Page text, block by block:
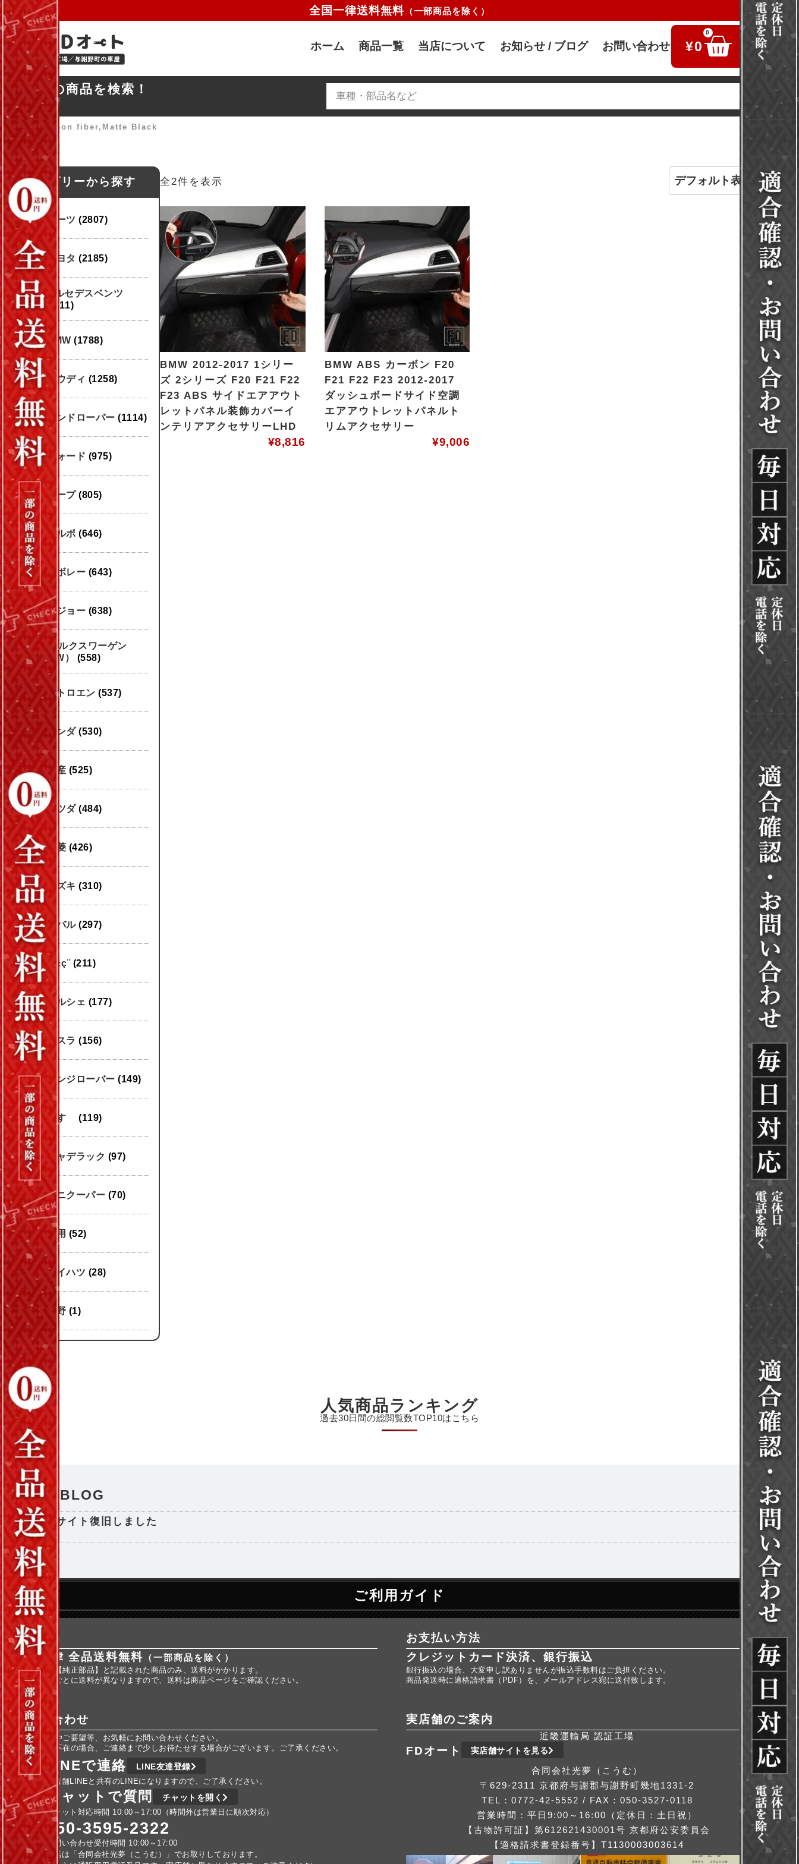
全国一律送料無料 （一部商品を除く）
ホーム 商品一覧 当店について お知らせ / ブログ お問い合わせ ¥0
0
お探しの商品を検索！
ホーム » Carbon fiber,Matte Black
カテゴリーから探す
パーツ (2807)
トヨタ (2185)
メルセデスベンツ
(1911)
BMW (1788)
アウディ (1258)
ランドローバー (1114)
フォード (975)
ジープ (805)
ボルボ (646)
シボレー (643)
プジョー (638)
フォルクスワーゲン
（VW） (558)
シトロエン (537)
ホンダ (530)
日産 (525)
マツダ (484)
三菱 (426)
スズキ (310)
スバル (297)
æ±ç¨ (211)
ポルシェ (177)
テスラ (156)
レンジローバー (149)
いすゞ (119)
キャデラック (97)
ミニクーパー (70)
汎用 (52)
ダイハツ (28)
日野 (1)
全2件を表示
BMW 2012-2017 1シリー
ズ 2シリーズ F20 F21 F22
F23 ABS サイドエアアウト
レットパネル装飾カバーイ
ンテリアアクセサリーLHD
¥8,816
BMW ABS カーボン F20
F21 F22 F23 2012-2017
ダッシュボードサイド空調
エアアウトレットパネルト
リムアクセサリー
¥9,006
人気商品ランキング
過去30日間の総閲覧数TOP10はこちら
NEWS / BLOG
2025-08-29 サイト復旧しました
一覧を見る
ご利用ガイド
送料
全国一律 全品送料無料 （一部商品を除く）
※商品名に【純正部品】と記載された商品のみ、送料がかかります。
※純正部品ごとに送料が異なりますので、送料は商品ページをご確認ください。
お支払い方法
クレジットカード決済、銀行振込
銀行振込の場合、大変申し訳ありませんが振込手数料はご負担ください。
商品発送時に適格請求書（PDF）を、メールアドレス宛に送付致します。
お問い合わせ
ご不明な点やご要望等、お気軽にお問い合わせください。
車検などで不在の場合、ご連絡まで少しお待たせする場合がございます。ご了承ください。
LINEで連絡 LINE友達登録
実店舗LINEと共有のLINEになりますので、ご了承ください。
チャットで質問 チャットを開く
チャット対応時間 10:00～17:00（時間外は営業日に順次対応）
050-3595-2322
お問い合わせ受付時間 10:00～17:00
電話は「合同会社光夢（こうむ）」でお取りしております。
実店舗のご案内
近畿運輸局 認証工場
FDオート 実店舗サイトを見る
合同会社光夢（こうむ）
〒629-2311 京都府与謝郡与謝野町幾地1331-2
TEL：0772-42-5552 / FAX：050-3527-0118
営業時間：平日9:00～16:00（定休日：土日祝）
【古物許可証】第612621430001号 京都府公安委員会
【適格請求書登録番号】T1130003003614